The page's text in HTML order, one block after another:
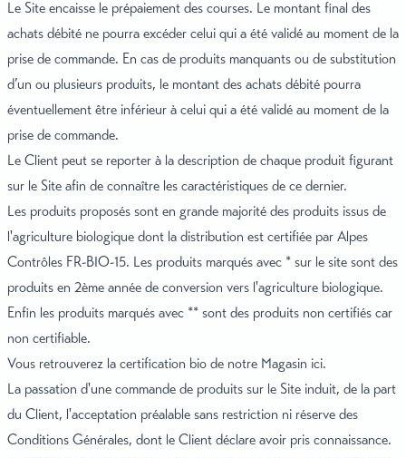
Le Site encaisse le prépaiement des courses. Le montant final des
achats débité ne pourra excéder celui qui a été validé au moment de la
prise de commande. En cas de produits manquants ou de substitution
d’un ou plusieurs produits, le montant des achats débité pourra
éventuellement être inférieur à celui qui a été validé au moment de la
prise de commande.
Le Client peut se reporter à la description de chaque produit figurant
sur le Site afin de connaître les caractéristiques de ce dernier.
Les produits proposés sont en grande majorité des produits issus de
l'agriculture biologique dont la distribution est certifiée par Alpes
Contrôles FR-BIO-15. Les produits marqués avec * sur le site sont des
produits en 2ème année de conversion vers l'agriculture biologique.
Enfin les produits marqués avec ** sont des produits non certifiés car
non certifiable.
Vous retrouverez la certification bio de notre Magasin ici.
La passation d'une commande de produits sur le Site induit, de la part
du Client, l'acceptation préalable sans restriction ni réserve des
Conditions Générales, dont le Client déclare avoir pris connaissance.